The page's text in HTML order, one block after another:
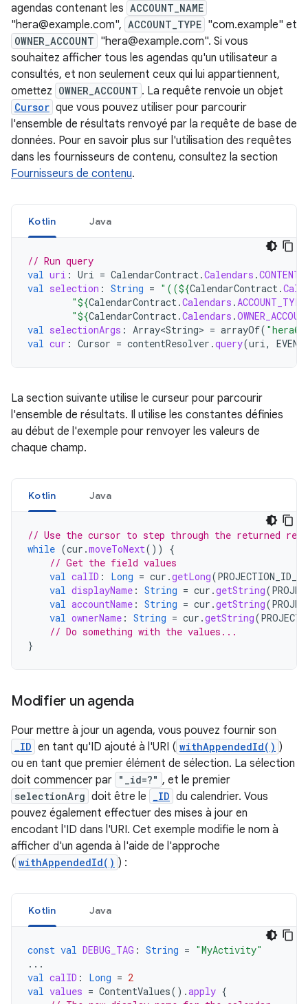
agendas contenant les ACCOUNT_NAME
"hera@example.com", ACCOUNT_TYPE "com.example" et
OWNER_ACCOUNT "hera@example.com". Si vous
souhaitez afficher tous les agendas qu'un utilisateur a
consultés, et non seulement ceux qui lui appartiennent,
omettez OWNER_ACCOUNT . La requête renvoie un objet
Cursor que vous pouvez utiliser pour parcourir
l'ensemble de résultats renvoyé par la requête de base de
données. Pour en savoir plus sur l'utilisation des requêtes
dans les fournisseurs de contenu, consultez la section
Fournisseurs de contenu.
Kotlin Java
// Run query
val uri : Uri = CalendarContract.Calendars .
val selection : String = "((${CalendarContract.
"${CalendarContract.Calendars .ACCOUNT_TYPE
"${CalendarContract.Calendars .
val selectionArgs : Array<String> = arrayOf(
val cur : Cursor = contentResolver .query(uri,
La section suivante utilise le curseur pour parcourir
l'ensemble de résultats. Il utilise les constantes définies
au début de l'exemple pour renvoyer les valeurs de
chaque champ.
Kotlin Java
// Use the cursor to step through the returned
while (cur .moveToNext())
{
// Get the field values
val calID : Long = cur .getLong(
val displayName : String = cur .getString(
val accountName : String = cur .getString(
val ownerName : String = cur .getString(
// Do something with the values...
}
Modifier un agenda
Pour mettre à jour un agenda, vous pouvez fournir son
_ID en tant qu'ID ajouté à l'URI ( withAppendedId() )
ou en tant que premier élément de sélection. La sélection
doit commencer par "_id=?" , et le premier
selectionArg doit être le _ID du calendrier. Vous
pouvez également effectuer des mises à jour en
encodant l'ID dans l'URI. Cet exemple modifie le nom à
afficher d'un agenda à l'aide de l'approche
( withAppendedId() ) :
Kotlin Java
const val DEBUG_TAG : String = "MyActivity"
...
val calID : Long = 2
val values = ContentValues().apply {